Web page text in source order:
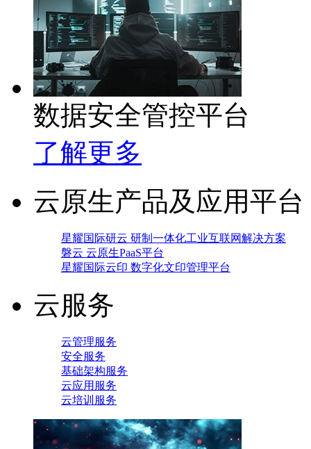
数据安全管控平台
了解更多
云原生产品及应用平台
星耀国际研云 研制一体化工业互联网解决方案
磐云 云原生PaaS平台
星耀国际云印 数字化文印管理平台
云服务
云管理服务
安全服务
基础架构服务
云应用服务
云培训服务